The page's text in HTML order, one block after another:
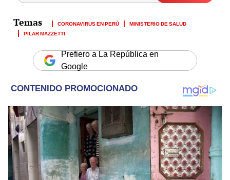
CORONAVIRUS EN PERÚ
MINISTERIO DE SALUD
PILAR MAZZETTI
Prefiero a La República en
Google